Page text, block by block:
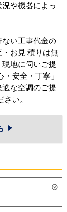
や機器によっ
い工事代金の
お見 積りは無
地に伺いご提
安全・丁寧」
な空調のご提
い。